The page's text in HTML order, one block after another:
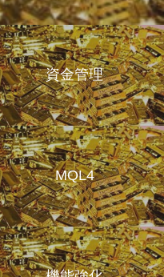
資金管理
MQL4